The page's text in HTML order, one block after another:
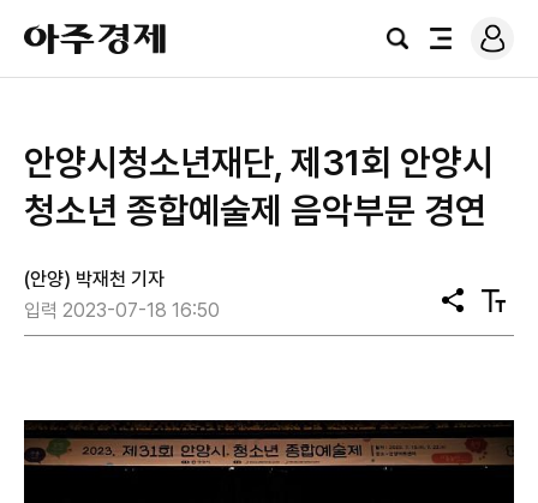
아
주
경
검
전
로
그
안양시청소년재단, 제31회 안양시
청소년 종합예술제 음악부문 경연
(안양) 박재천 기자
입력 2023-07-18 16:50
공
유
텍
스